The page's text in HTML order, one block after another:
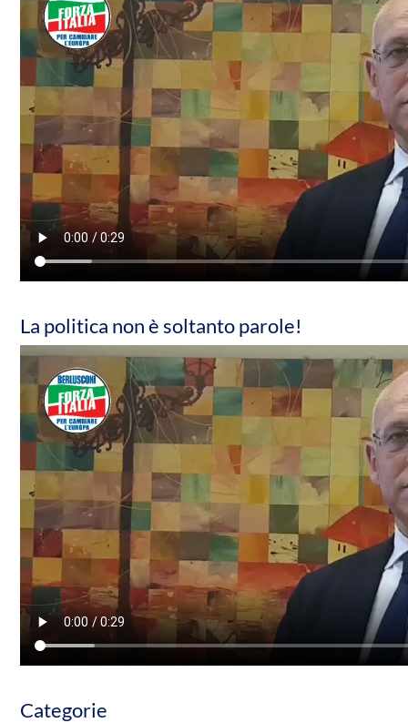
La politica non è soltanto parole!
Categorie